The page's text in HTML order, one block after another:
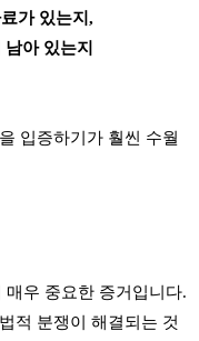
가 있는지,
아 있는지
입증하기가 훨씬 수월
우 중요한 증거입니다.
적 분쟁이 해결되는 것